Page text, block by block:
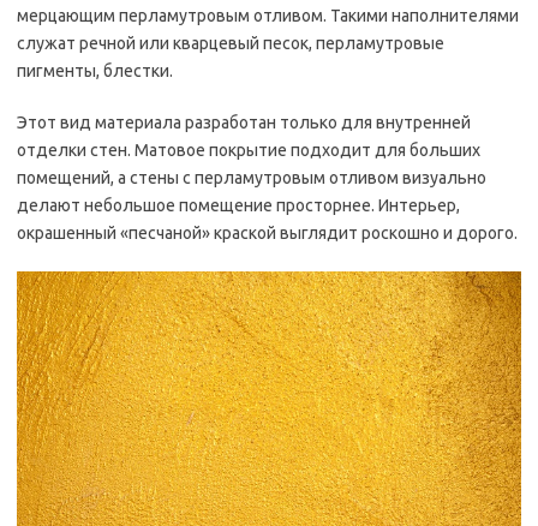
мерцающим перламутровым отливом. Такими наполнителями
служат речной или кварцевый песок, перламутровые
пигменты, блестки.
Этот вид материала разработан только для внутренней
отделки стен. Матовое покрытие подходит для больших
помещений, а стены с перламутровым отливом визуально
делают небольшое помещение просторнее. Интерьер,
окрашенный «песчаной» краской выглядит роскошно и дорого.